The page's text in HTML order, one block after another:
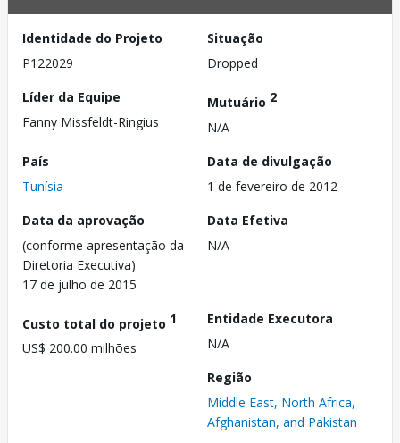
Identidade do Projeto
P122029
Situação
Dropped
Líder da Equipe
Fanny Missfeldt-Ringius
Mutuário 2
N/A
País
Tunísia
Data de divulgação
1 de fevereiro de 2012
Data da aprovação
(conforme apresentação da
Diretoria Executiva)
17 de julho de 2015
Data Efetiva
N/A
Custo total do projeto 1
US$ 200.00 milhões
Entidade Executora
N/A
Região
Middle East, North Africa,
Afghanistan, and Pakistan